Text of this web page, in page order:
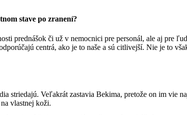
stave po zranení?
prednášok či už v nemocnici pre personál, ale aj pre
centrá, ako je to naše a sú citlivejší. Nie je to
striedajú. Veľakrát zastavia Bekima, pretože on im vie
vlastnej koži.